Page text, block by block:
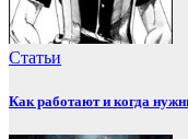
Статьи
Как работают и когда